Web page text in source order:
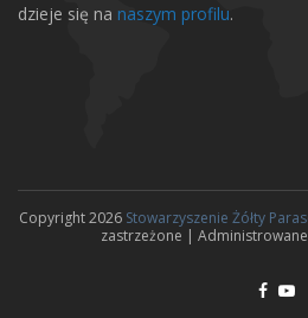
dzieje się na naszym profilu.
Copyright 2026 Stowarzyszenie Żółty
zastrzeżone |
F
Y